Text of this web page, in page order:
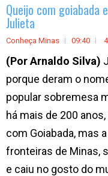
Queijo com goiabada
Julieta
Conheça Minas 09:40
(Por Arnaldo Silva)
porque deram o
popular sobremesa
há mais de 200
com Goiabada, mas
fronteiras de Minas,
e caiu no gosto do